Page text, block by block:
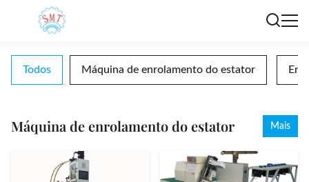
Todos Máquina de enrolamento do estator
Máquina de enrolamento do estator Mais